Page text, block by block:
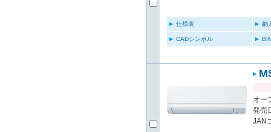
仕様表 納
CADシンボル
オー
発売
JAN